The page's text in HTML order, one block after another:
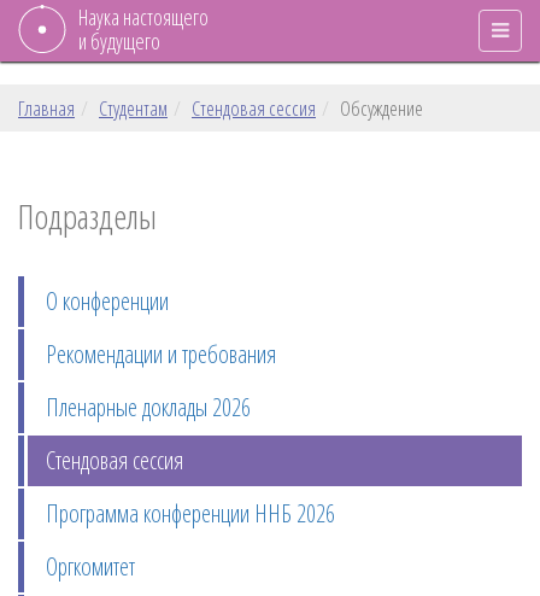
Наука настоящего
и будущего
Главная Студентам Стендовая сессия Обсуждение
Подразделы
О конференции
Рекомендации и требования
Пленарные доклады 2026
Стендовая сессия
Программа конференции ННБ 2026
Оргкомитет